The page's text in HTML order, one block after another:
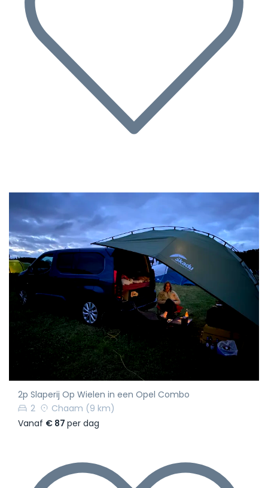
2p Slaperij Op Wielen in een Opel Combo
2
Chaam (9 km)
Vanaf € 87 per dag